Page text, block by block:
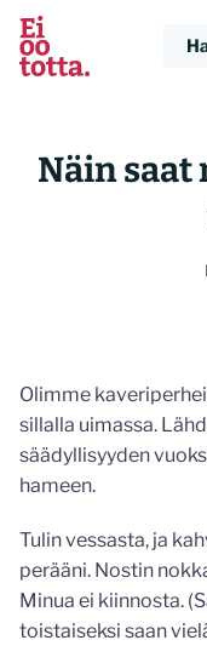
Siirry
sisältöön
Näin saat
Olimme
sillalla uimassa.
säädyllisyyden
hameen.
Tulin vessasta, ja
perääni. Nostin
Minua ei kiinnosta.
toistaiseksi saan